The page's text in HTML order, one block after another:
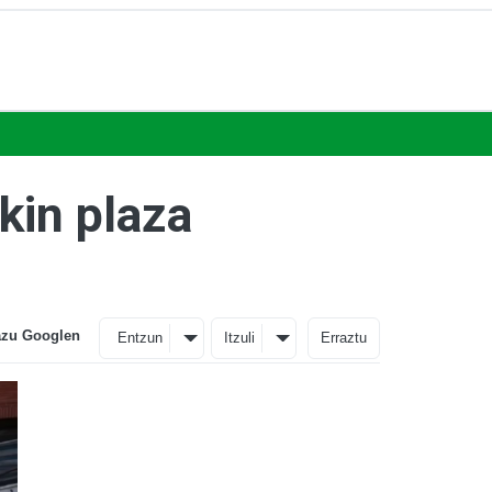
plaza
Googlen Entzun Itzuli Erraztu